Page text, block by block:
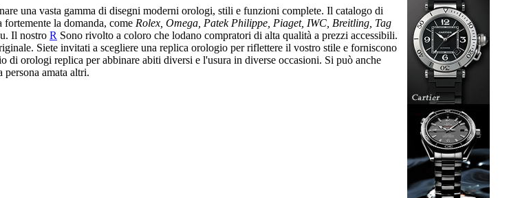
una vasta gamma di disegni moderni orologi, stili e funzioni complete. Il catalogo di
la domanda, come Rolex, Omega, Patek Philippe, Piaget, IWC, Breitling, Tag
Il nostro R Sono rivolto a coloro che lodano compratori di alta qualità a prezzi accessibili.
Siete invitati a scegliere una replica orologio per riflettere il vostro stile e forniscono
di orologi replica per abbinare abiti diversi e l'usura in diverse occasioni. Si può anche
amata altri.